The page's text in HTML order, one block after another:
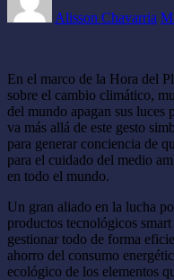
Alisson Chavarria
En el marco de la Hora del
sobre el cambio climático,
del mundo apagan sus luces
va más allá de este gesto
para generar conciencia de
para el cuidado del medio
en todo el mundo.
Un gran aliado en la lucha
productos tecnológicos
gestionar todo de forma
ahorro del consumo
ecológico de los elementos